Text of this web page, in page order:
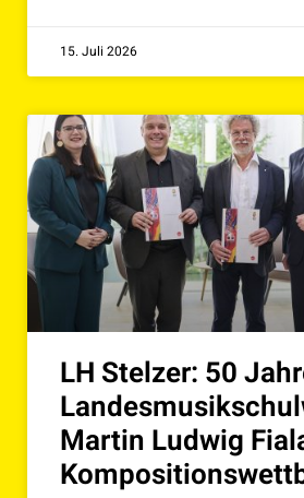
15. Juli 2026
LH Stelzer: 50
Martin Ludwig